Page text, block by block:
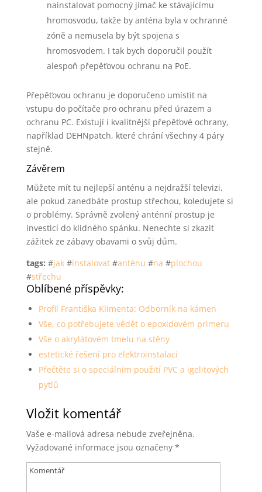
nainstalovat pomocný jímač ke stávajícímu
hromosvodu, takže by anténa byla v ochranné
zóně a nemusela by být spojena s
hromosvodem. I tak bych doporučil použít
alespoň přepěťovou ochranu na PoE.
Přepěťovou ochranu je doporučeno umístit na
vstupu do počítače pro ochranu před úrazem a
ochranu PC. Existují i kvalitnější přepěťové ochrany,
například DEHNpatch, které chrání všechny 4 páry
stejně.
Závěrem
Můžete mít tu nejlepší anténu a nejdražší televizi,
ale pokud zanedbáte prostup střechou, koledujete si
o problémy. Správně zvolený anténní prostup je
investicí do klidného spánku. Nenechte si zkazit
zážitek ze zábavy obavami o svůj dům.
tags: #jak#instalovat#anténu #na #plochou
#střechu
Oblíbené příspěvky:
Profil Františka Klimenta: Odborník na kámen
Vše, co potřebujete vědět o epoxidovém primeru
Vše o akrylátovém tmelu na stěny
estetické řešení pro elektroinstalaci
Přečtěte si o speciálním použití PVC a igelitových
pytlů
Vložit komentář
Vaše e-mailová adresa nebude zveřejněna.
Vyžadované informace jsou označeny *